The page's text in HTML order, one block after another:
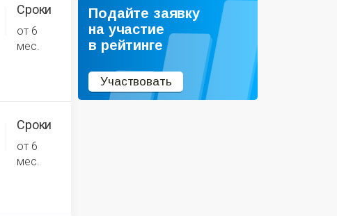
Сроки
от 6
мес.
Сроки
от 6
мес.
Подайте заявку
на участие
в рейтинге
Участвовать